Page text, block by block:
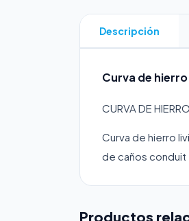
Descripción
Curva de
CURVA DE
Curva de hierro
de caños conduit
Productos